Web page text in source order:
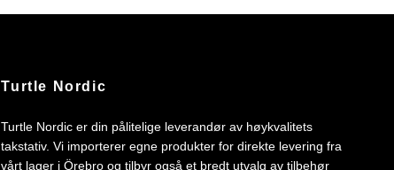
Turtle Nordic
Turtle Nordic er din pålitelige leverandør av høykvalitets
takstativ. Vi importerer egne produkter for direkte levering fra
vårt lager i Örebro og tilbyr også et bredt utvalg av tilbehør